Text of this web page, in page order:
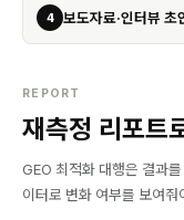
4 보도자료·인터뷰 초
REPORT
재측정 리포트
GEO 최적화 대행은 결과
이터로 변화 여부를 보여줘